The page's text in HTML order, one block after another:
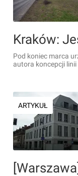
Pod koniec marca
autora koncepcji
ARTYKUŁ